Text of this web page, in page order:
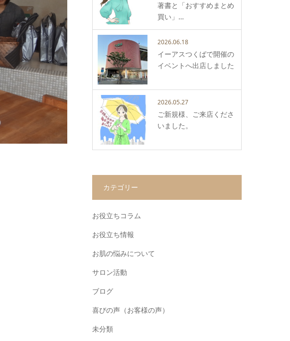
著書と「おすすめまとめ
買い」…
2026.06.18
イーアスつくばで開催の
イベントへ出店しました
2026.05.27
ご新規様、ご来店くださ
いました。
カテゴリー
お役立ちコラム
お役立ち情報
お肌の悩みについて
サロン活動
ブログ
喜びの声（お客様の声）
未分類